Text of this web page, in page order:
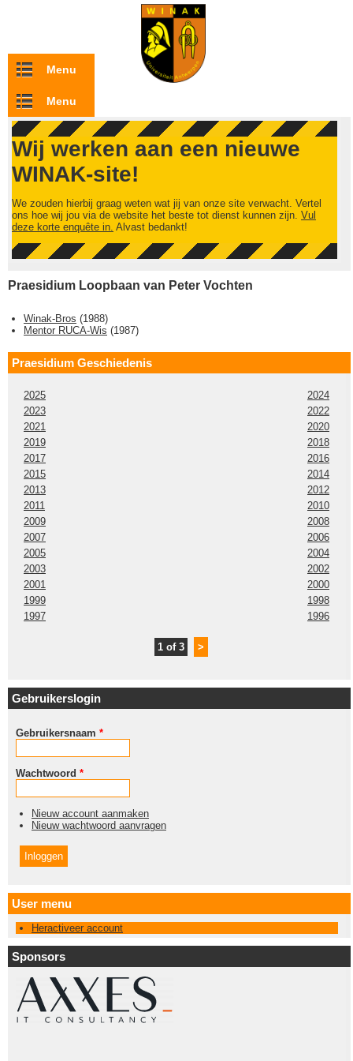
Overslaan en naar de inhoud gaan
Menu
Menu
Wij werken aan een nieuwe
WINAK-site!
We zouden hierbij graag weten wat jij van onze site verwacht. Vertel
ons hoe wij jou via de website het beste tot dienst kunnen zijn. Vul
deze korte enquête in. Alvast bedankt!
Praesidium Loopbaan van Peter Vochten
Winak-Bros (1988)
Mentor RUCA-Wis (1987)
Praesidium Geschiedenis
2025
2024
2023
2022
2021
2020
2019
2018
2017
2016
2015
2014
2013
2012
2011
2010
2009
2008
2007
2006
2005
2004
2003
2002
2001
2000
1999
1998
1997
1996
1 of 3 >
Gebruikerslogin
Gebruikersnaam *
Wachtwoord *
Nieuw account aanmaken
Nieuw wachtwoord aanvragen
User menu
Heractiveer account
Sponsors